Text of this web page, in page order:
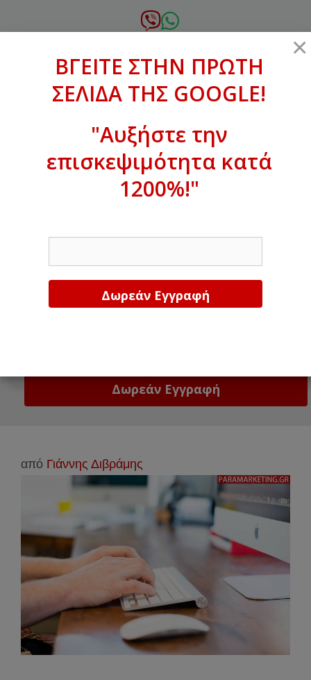
σε
xanthogenous@gmail.com
ΒΓΕΙΤΕ ΣΤΗΝ ΠΡΩΤΗ ΣΕΛΙΔΑ ΤΗΣ
GOOGLE!
από Γιάννης Διβράμης
×
ΒΓΕΙΤΕ ΣΤΗΝ ΠΡΩΤΗ
ΣΕΛΙΔΑ ΤΗΣ GOOGLE!
"Αυξήστε την
επισκεψιμότητα κατά
1200%!"